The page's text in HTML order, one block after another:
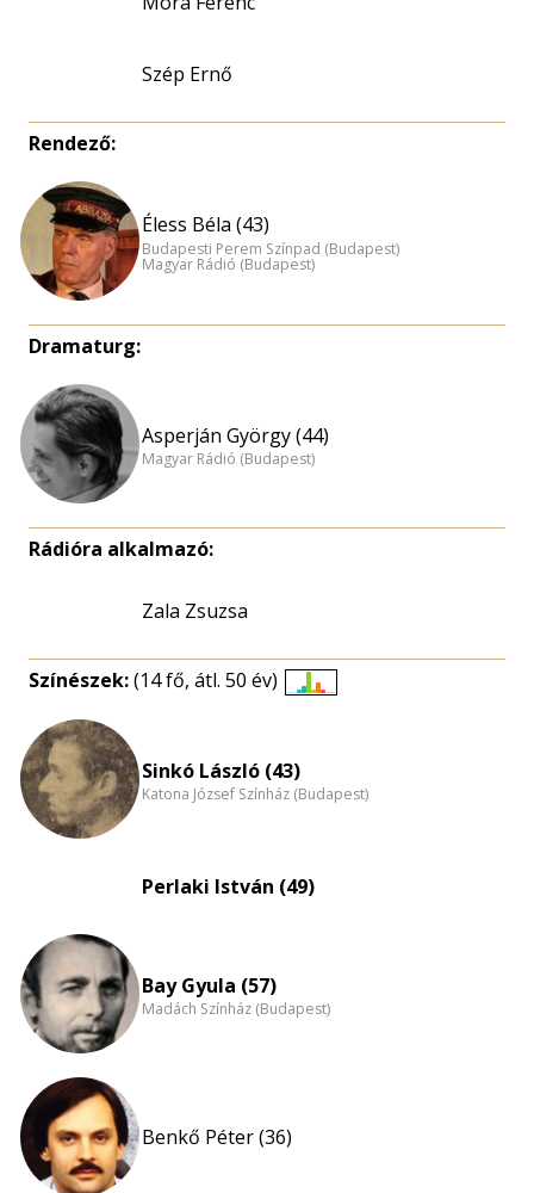
Szép Ernő
Rendező:
Éless Béla (43)
Budapesti Perem Színpad (Budapest)
Magyar Rádió (Budapest)
Dramaturg:
Asperján György (44)
Magyar Rádió (Budapest)
Rádióra alkalmazó:
Zala Zsuzsa
Színészek:(14 fő, átl. 50 év)
Sinkó László (43)
Katona József Színház (Budapest)
Perlaki István (49)
Bay Gyula (57)
Madách Színház (Budapest)
Benkő Péter (36)